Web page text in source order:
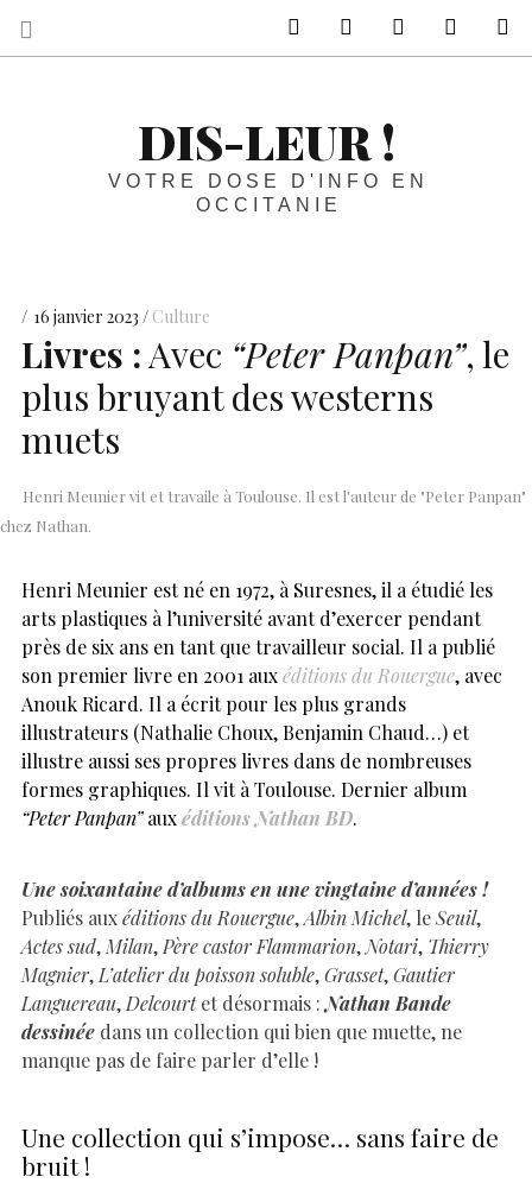
DIS-LEUR !
VOTRE DOSE D'INFO EN
OCCITANIE
16 janvier 2023 Culture
Livres : Avec “Peter Panpan”, le
plus bruyant des westerns
muets
Henri Meunier vit et travaile à Toulouse. Il est l'auteur de "Peter Panpan"
chez Nathan.
Henri Meunier est né en 1972, à Suresnes, il a étudié les
arts plastiques à l’université avant d’exercer pendant
près de six ans en tant que travailleur social. Il a publié
son premier livre en 2001 auxéditions du Rouergue, avec
Anouk Ricard. Il a écrit pour les plus grands
illustrateurs (Nathalie Choux, Benjamin Chaud…) et
illustre aussi ses propres livres dans de nombreuses
formes graphiques. Il vit à Toulouse. Dernier album
“Peter Panpan”auxéditions Nathan BD.
Une soixantaine d’albums en une vingtaine d’années !
Publiés auxéditions du Rouergue,Albin Michel, leSeuil,
Actes sud, Milan, Père castor Flammarion, Notari, Thierry
Magnier, L’atelier du poisson soluble,Grasset,Gautier
Languereau, Delcourtet désormais :Nathan Bande
dessinée dans un collection qui bien que muette, ne
manque pas de faire parler d’elle !
Une collection qui s’impose… sans faire de
bruit !